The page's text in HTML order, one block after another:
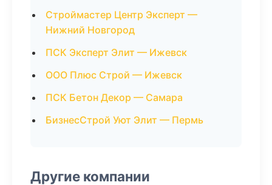
Строймастер Центр Эксперт —
Нижний Новгород
ПСК Эксперт Элит — Ижевск
ООО Плюс Строй — Ижевск
ПСК Бетон Декор — Самара
БизнесСтрой Уют Элит — Пермь
Другие компании